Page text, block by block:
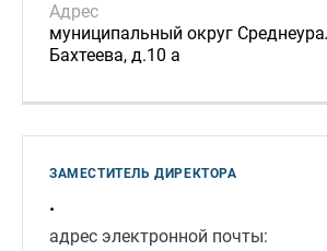
Адрес
муниципальный округ
Бахтеева, д.10 а
ЗАМЕСТИТЕЛЬ ДИРЕКТОРА
.
адрес электронной почты: